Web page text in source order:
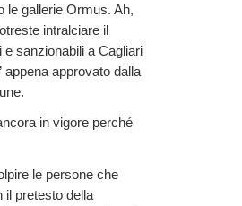
le gallerie Ormus. Ah,
intralciare il
sanzionabili a Cagliari
appena approvato dalla
in vigore perché
le persone che
il pretesto della